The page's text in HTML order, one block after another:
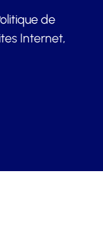
de
Internet,